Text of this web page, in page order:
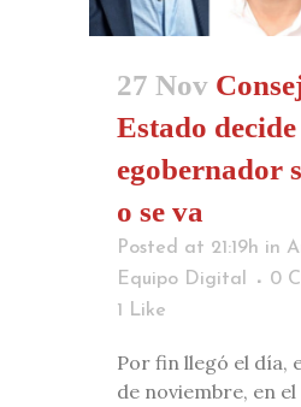
27 Nov
Estado decide
egobernador
o se va
Posted at 21:19h in
Equipo Digital
0
1 Like
Por fin llegó el día,
de noviembre, en